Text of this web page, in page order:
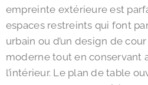
empreinte extérieure est
espaces restreints qui font
urbain ou d’un design de
moderne tout en conservant
l’intérieur. Le plan de table